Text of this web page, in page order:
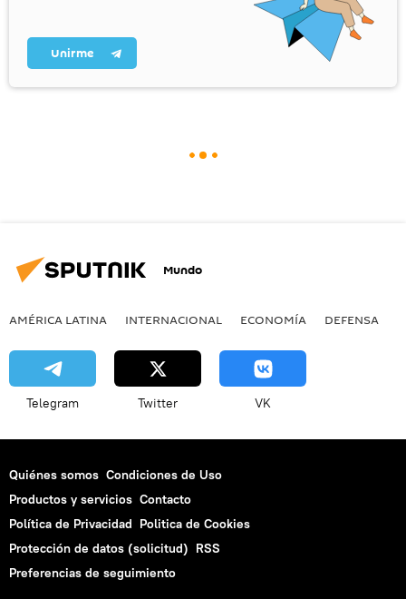
Unirme
Mundo
AMÉRICA LATINA INTERNACIONAL ECONOMÍA DEFENSA
Telegram Twitter VK
Quiénes somos Condiciones de Uso
Productos y servicios Contacto
Política de Privacidad Politica de Cookies
Protección de datos (solicitud) RSS
Preferencias de seguimiento